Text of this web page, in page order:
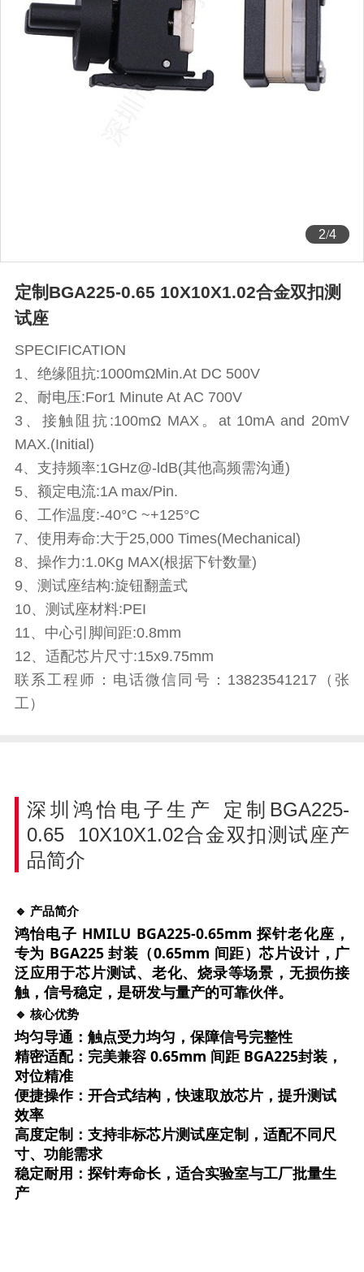
2/4
定制BGA225-0.65 10X10X1.02合金双扣测
试座
SPECIFICATION
1、绝缘阻抗:1000mΩMin.At DC 500V
2、耐电压:For1 Minute At AC 700V
3、接触阻抗:100mΩ MAX。at 10mA and 20mV
MAX.(Initial)
4、支持频率:1GHz@-ldB(其他高频需沟通)
5、额定电流:1A max/Pin.
6、工作温度:-40°C ~+125°C
7、使用寿命:大于25,000 Times(Mechanical)
8、操作力:1.0Kg MAX(根据下针数量)
9、测试座结构:旋钮翻盖式
10、测试座材料:PEI
11、中心引脚间距:0.8mm
12、适配芯片尺寸:15x9.75mm
联系工程师：电话微信同号：13823541217（张
工）
深圳鸿怡电子生产
定制BGA225-
0.65 10X10X1.02合金双扣测试座产
品简介
🔹 产品简介
鸿怡电子 HMILU BGA225-0.65mm 探针老化座，
专为 BGA225 封装（0.65mm 间距）芯片设计，广
泛应用于芯片测试、老化、烧录等场景，无损伤接
触，信号稳定，是研发与量产的可靠伙伴。
🔹 核心优势
均匀导通：触点受力均匀，保障信号完整性
精密适配：完美兼容 0.65mm 间距 BGA225封装，
对位精准
便捷操作：开合式结构，快速取放芯片，提升测试
效率
高度定制：支持非标芯片测试座定制，适配不同尺
寸、功能需求
稳定耐用 ：探针寿命长，适合实验室与工厂批量生
产